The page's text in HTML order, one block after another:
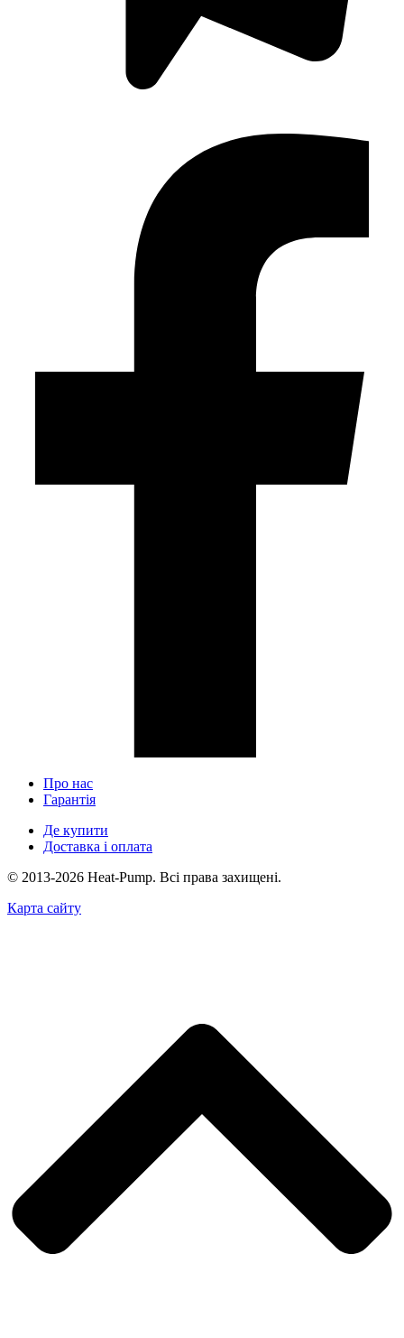
Про нас
Гарантія
Де купити
Доставка і оплата
© 2013-2026 Heat-Pump. Всі права захищені.
Карта сайту